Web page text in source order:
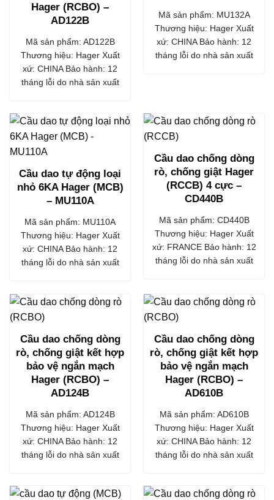
Hager (RCBO) –
AD122B
Mã sản phẩm: AD122B
Thương hiệu: Hager Xuất
xứ: CHINA Bảo hành: 12
tháng lỗi do nhà sản xuất
Mã sản phẩm: MU132A
Thương hiệu: Hager Xuất
xứ: CHINA Bảo hành: 12
tháng lỗi do nhà sản xuất
Cầu dao tự động loại
nhỏ 6KA Hager (MCB)
– MU110A
Mã sản phẩm: MU110A
Thương hiệu: Hager Xuất
xứ: CHINA Bảo hành: 12
tháng lỗi do nhà sản xuất
Cầu dao chống dòng
rò, chống giật Hager
(RCCB) 4 cực –
CD440B
Mã sản phẩm: CD440B
Thương hiệu: Hager Xuất
xứ: FRANCE Bảo hành: 12
tháng lỗi do nhà sản xuất
Cầu dao chống dòng
rò, chống giật kết hợp
bảo vệ ngắn mạch
Hager (RCBO) –
AD124B
Mã sản phẩm: AD124B
Thương hiệu: Hager Xuất
xứ: CHINA Bảo hành: 12
tháng lỗi do nhà sản xuất
Cầu dao chống dòng
rò, chống giật kết hợp
bảo vệ ngắn mạch
Hager (RCBO) –
AD610B
Mã sản phẩm: AD610B
Thương hiệu: Hager Xuất
xứ: CHINA Bảo hành: 12
tháng lỗi do nhà sản xuất